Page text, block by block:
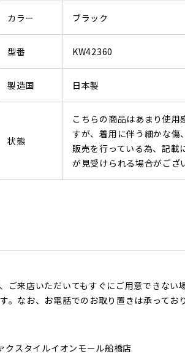
カラー ブラック
型番 KW42360
製造国 日本製
状態
こちらの商品はあまり使用
すが、着用に伴う細かな傷
販売を行っている為、記載
が見受けられる場合がござ
来店いただいてもすぐにご用意できない
なお、お電話でのお取り置きは承ってお
クスタイルイオンモール船橋店